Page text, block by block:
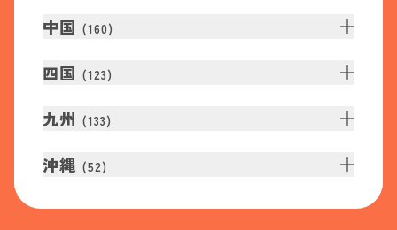
中国 (160)
四国 (123)
九州 (133)
沖縄 (52)